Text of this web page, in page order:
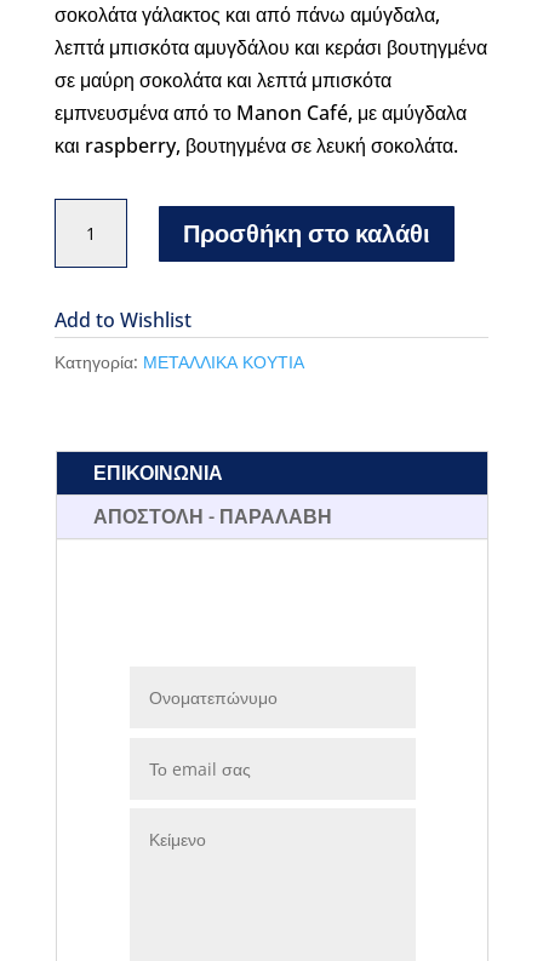
σοκολάτα γάλακτος και από πάνω αμύγδαλα,
λεπτά μπισκότα αμυγδάλου και κεράσι βουτηγμένα
σε μαύρη σοκολάτα και λεπτά μπισκότα
εμπνευσμένα από το Manon Café, με αμύγδαλα
και raspberry, βουτηγμένα σε λευκή σοκολάτα.
Victor
(large)
με
μπισκότα
stevia
ποσότητα
Προσθήκη στο καλάθι
Add to Wishlist
Κατηγορία: ΜΕΤΑΛΛΙΚΑ ΚΟΥΤΙΑ
ΕΠΙΚΟΙΝΩΝΙΑ
ΑΠΟΣΤΟΛΗ - ΠΑΡΑΛΑΒΗ